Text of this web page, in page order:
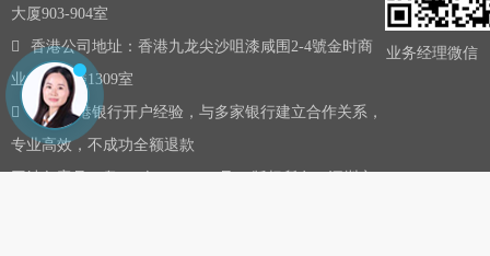
大厦903-904室
香港公司地址：香港九龙尖沙咀漆咸围2-4號金时商
业大厦13楼1309室
10年香港银行开户经验，与多家银行建立合作关系，
专业高效，不成功全额退款
网站备案号：粤ICP备16075437号-5版权所有：深圳市
业务经理微信